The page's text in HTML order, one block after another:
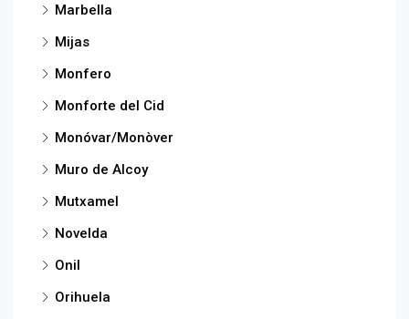
Marbella
Mijas
Monfero
Monforte del Cid
Monóvar/Monòver
Muro de Alcoy
Mutxamel
Novelda
Onil
Orihuela